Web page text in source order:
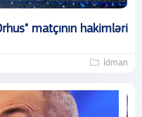
matçının hakimləri
İdman